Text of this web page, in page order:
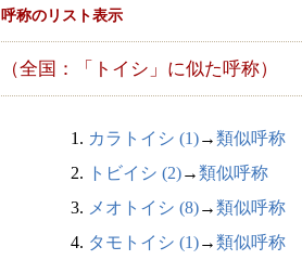
呼称のリスト表示
（全国：「トイシ」に似た呼称）
1. カラトイシ (1)→類似呼称
2.
トビイシ (2)→類似呼称
3. メオトイシ (8)→類似呼称
4. タモトイシ (1)→類似呼称